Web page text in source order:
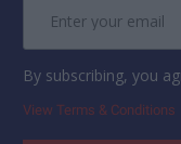
By subscribing, you
View Terms & Conditions